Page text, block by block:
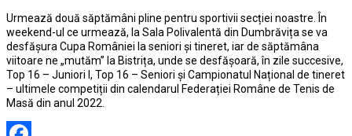
Urmează două săptămâni pline pentru sportivii secției noastre. În
weekend-ul ce urmează, la Sala Polivalentă din Dumbrăvița se va
desfășura Cupa României la seniori și tineret, iar de săptămâna
viitoare ne „mutăm” la Bistrița, unde se desfășoară, în zile succesive,
Top 16 – Juniori I, Top 16 – Seniori și Campionatul Național de tineret
– ultimele competiții din calendarul Federației Române de Tenis de
Masă din anul 2022.